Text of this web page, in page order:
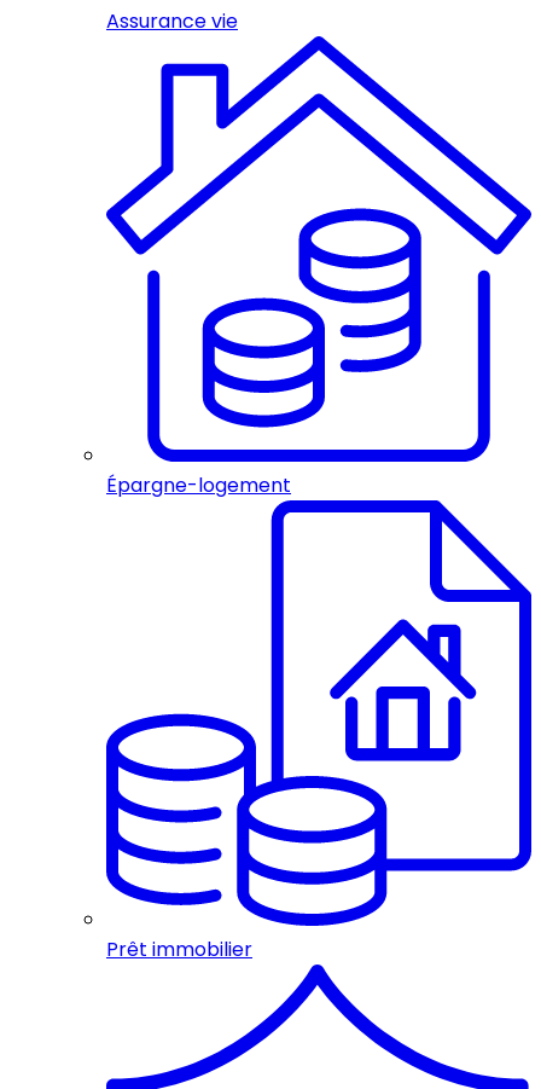
Assurance vie
Épargne-logement
Prêt immobilier